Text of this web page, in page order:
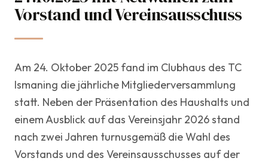
Vorstand und Vereinsausschuss
Am 24. Oktober 2025 fand im Clubhaus des TC
Ismaning die jährliche Mitgliederversammlung
statt. Neben der Präsentation des Haushalts und
einem Ausblick auf das Vereinsjahr 2026 stand
nach zwei Jahren turnusgemäß die Wahl des
Vorstands und des Vereinsausschusses auf der